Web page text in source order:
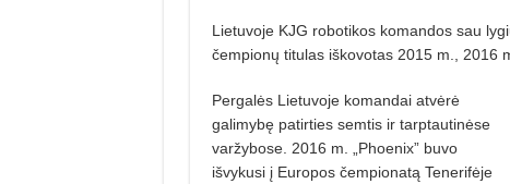
Lietuvoje KJG robotikos komandos sau
čempionų titulas iškovotas 2015 m., 2016
Pergalės Lietuvoje komandai atvėrė
galimybę patirties semtis ir tarptautinėse
varžybose. 2016 m. „Phoenix” buvo
išvykusi į Europos čempionatą Tenerifėje